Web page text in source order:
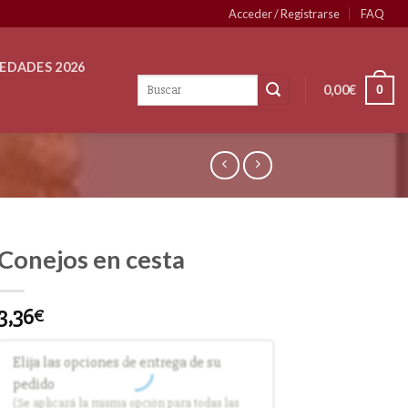
Acceder / Registrarse FAQ
2026
0,00€ 0
en cesta
€
Elija las opciones de entrega de su
pedido
(Se aplicará la misma opción para todas las